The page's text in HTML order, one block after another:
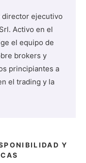
director ejecutivo
Activo en el
el equipo de
brokers y
principiantes a
el trading y la
Y